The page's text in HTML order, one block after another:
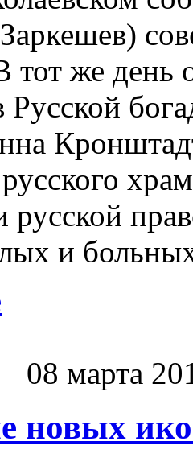
же день
Русской
русской
и
08 марта
новых